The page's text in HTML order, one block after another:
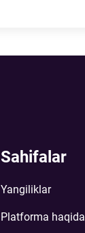
Sahifalar
Yangiliklar
Platforma haqida